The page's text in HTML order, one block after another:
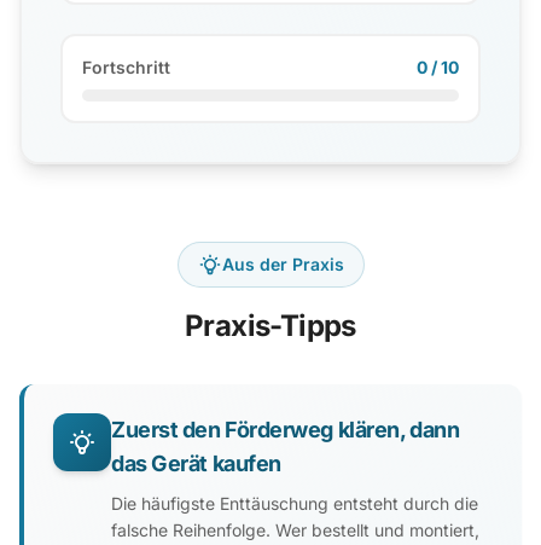
Fortschritt 0 / 10
Aus der Praxis
Praxis-Tipps
Zuerst den Förderweg klären, dann
das Gerät kaufen
Die häufigste Enttäuschung entsteht durch die
falsche Reihenfolge. Wer bestellt und montiert,